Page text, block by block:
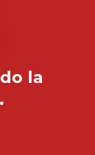
la